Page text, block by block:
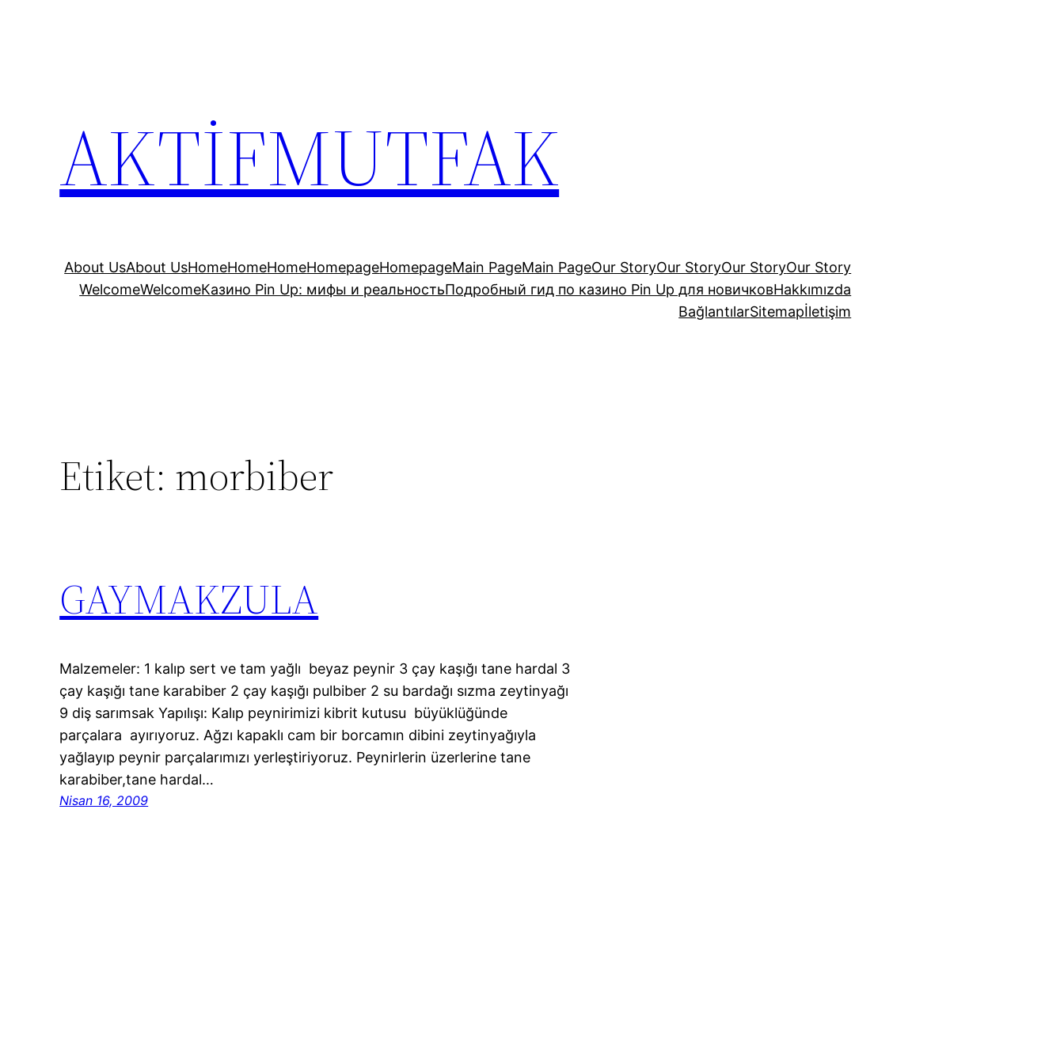
AKTİFMUTFAK
About UsAbout UsHomeHomeHomeHomepageHomepageMain PageMain PageOur StoryOur StoryOur StoryOur Story
WelcomeWelcomeКазино Pin Up: мифы и реальностьПодробный гид по казино Pin Up для новичковHakkımızda
BağlantılarSitemapİletişim
Etiket: morbiber
GAYMAKZULA
Malzemeler: 1 kalıp sert ve tam yağlı beyaz peynir 3 çay kaşığı tane hardal 3
çay kaşığı tane karabiber 2 çay kaşığı pulbiber 2 su bardağı sızma zeytinyağı
9 diş sarımsak Yapılışı: Kalıp peynirimizi kibrit kutusu büyüklüğünde
parçalara ayırıyoruz. Ağzı kapaklı cam bir borcamın dibini zeytinyağıyla
yağlayıp peynir parçalarımızı yerleştiriyoruz. Peynirlerin üzerlerine tane
karabiber,tane hardal…
Nisan 16, 2009